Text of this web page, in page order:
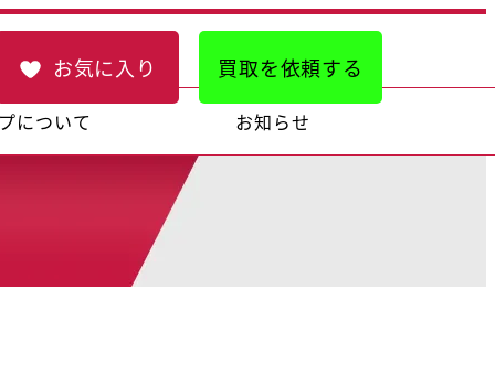
お気に入り 買取を依頼する
について お知らせ